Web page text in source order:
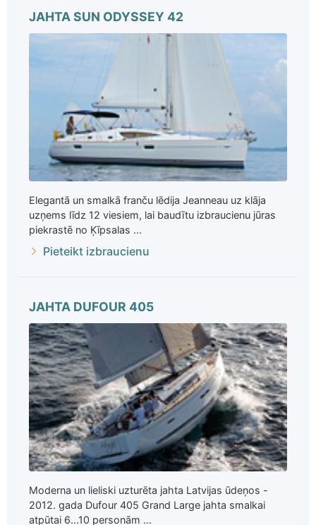
JAHTA SUN ODYSSEY 42
Elegantā un smalkā franču lēdija Jeanneau uz klāja
uzņems līdz 12 viesiem, lai baudītu izbraucienu jūras
piekrastē no Ķīpsalas ...
Pieteikt izbraucienu
JAHTA DUFOUR 405
Moderna un lieliski uzturēta jahta Latvijas ūdeņos -
2012. gada Dufour 405 Grand Large jahta smalkai
atpūtai 6...10 personām ...